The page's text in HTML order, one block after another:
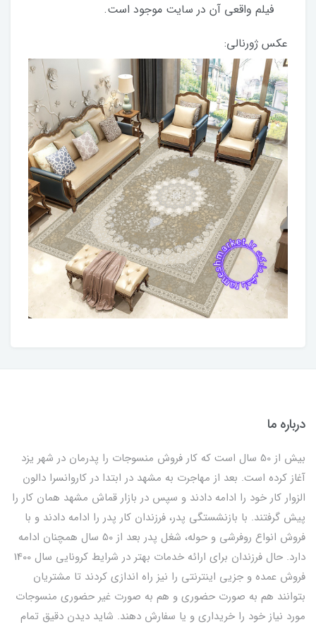
فیلم واقعی آن در سایت موجود است.
عکس ژورنالی:
درباره ما
بیش از 50 سال است که کار فروش منسوجات را پدرمان در شهر یزد
آغاز کرده است. بعد از مهاجرت به مشهد در ابتدا در کاروانسرا دالون
الزوار کار خود را ادامه دادند و سپس در بازار قماش مشهد همان کار را
پیش گرفتند. با بازنشستگی پدر، فرزندان کار پدر را ادامه دادند و با
فروش انواع روفرشی و حوله، شغل پدر بعد از 50 سال همچنان ادامه
دارد. حال فرزندان برای ارائه خدمات بهتر در شرایط کرونایی سال 1400
فروش عمده و جزیی اینترنتی را نیز راه اندازی کردند تا مشتریان
بتوانند هم به صورت حضوری و هم به صورت غیر حضوری منسوجات
مورد نیاز خود را خریداری و یا سفارش دهند. شاید دیدن دقیق تمام